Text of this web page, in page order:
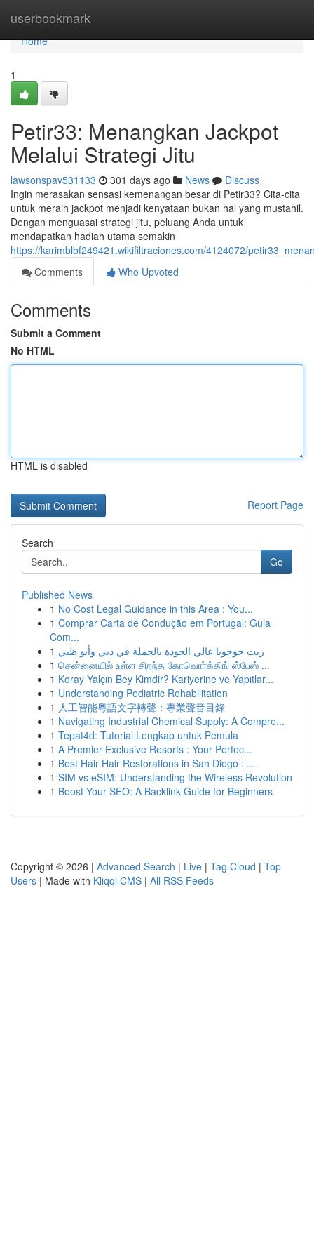
userbookmark
Home
Home
1
Petir33: Menangkan Jackpot
Melalui Strategi Jitu
lawsonspav531133 301 days ago News
Discuss
Ingin merasakan sensasi kemenangan besar di Petir33? Cita-cita
untuk meraih jackpot menjadi kenyataan bukan hal yang mustahil.
Dengan menguasai strategi jitu, peluang Anda untuk
mendapatkan hadiah utama semakin
https://karimblbf249421.wikifiltraciones.com/4124072/
Comments
Who Upvoted
Comments
Submit a Comment
No HTML
HTML is disabled
Report Page
Search
Go
Published News
1 No Cost Legal Guidance in this Area : You...
1 Comprar Carta de Condução em Portugal: Guia
Com...
1 زيت جوجوبا عالي الجودة بالجملة في دبي وأبو ظبي
1 சென்னையில் உள்ள சிறந்த கோவொர்க்கிங் ஸ்பேஸ் ...
1 Koray Yalçın Bey Kimdir? Kariyerine ve Yapıtlar...
1 Understanding Pediatric Rehabilitation
1 人工智能粵語文字轉聲：專業聲音目錄
1 Navigating Industrial Chemical Supply: A Compre...
1 Tepat4d: Tutorial Lengkap untuk Pemula
1 A Premier Exclusive Resorts : Your Perfec...
1 Best Hair Hair Restorations in San Diego : ...
1 SIM vs eSIM: Understanding the Wireless Revolution
1 Boost Your SEO: A Backlink Guide for Beginners
Copyright © 2026 | Advanced Search | Live | Tag Cloud | Top
Users | Made with Kliqqi CMS | All RSS Feeds